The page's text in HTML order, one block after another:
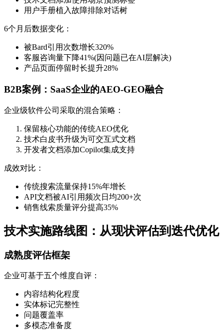
用户手册植入故障排除对话树
6个月后数据变化：
被Bard引用次数增长320%
客服咨询量下降41%(因问题已在AI层解决)
产品页面停留时长提升28%
B2B案例：SaaS企业的AEO-GEO融合
企业级软件公司采取的混合策略：
保留核心功能的传统AEO优化
技术白皮书升级为可交互式文档
开发者文档添加Copilot集成支持
成效对比：
传统搜索流量保持15%年增长
API文档被AI引用频次日均200+次
销售线索质量评分提高35%
技术实施路线图：从现状评估到迭代优化
成熟度评估框架
企业可基于五个维度自评：
内容结构化程度
实体标记完整性
问题覆盖率
多模态准备度